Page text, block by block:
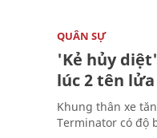
QUÂN SỰ
'Kẻ hủy
lúc 2 tên
Khung thân xe
Terminator có độ